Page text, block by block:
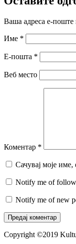
Ваша адреса е-поште
Име *
Е-пошта *
Веб место
Коментар *
Сачувај моје
Notify me of
Notify me of new
Copyright ©2019